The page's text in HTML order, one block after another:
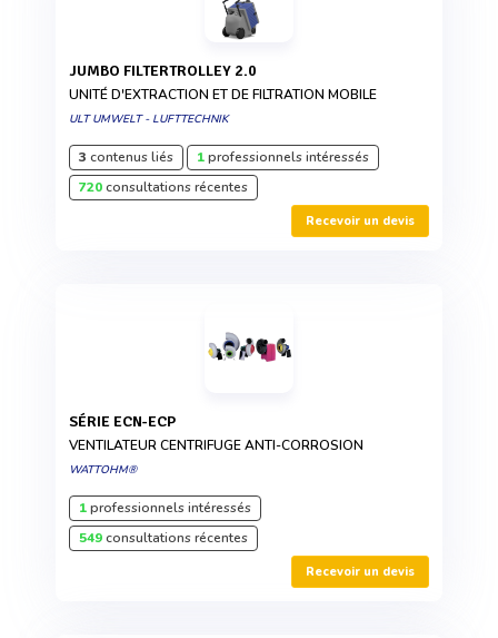
JUMBO FILTERTROLLEY 2.0
UNITÉ D'EXTRACTION ET DE FILTRATION MOBILE
ULT UMWELT - LUFTTECHNIK
3 contenus liés 1professionnels intéressés
720consultations récentes
Recevoir un devis
SÉRIE ECN-ECP
VENTILATEUR CENTRIFUGE ANTI-CORROSION
WATTOHM®
1professionnels intéressés
549consultations récentes
Recevoir un devis